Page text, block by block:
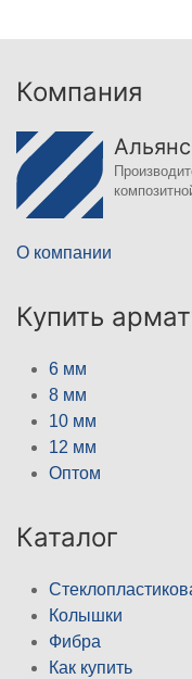
Компания
О компании
Купить
6 мм
8 мм
10 мм
12 мм
Оптом
Каталог
Колышки
Фибра
Как купить